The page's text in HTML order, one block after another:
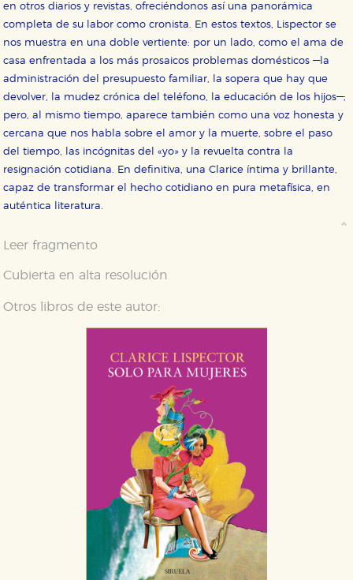
en otros diarios y revistas, ofreciéndonos así una panorámica
completa de su labor como cronista. En estos textos, Lispector se
nos muestra en una doble vertiente: por un lado, como el ama de
casa enfrentada a los más prosaicos problemas domésticos —la
administración del presupuesto familiar, la sopera que hay que
devolver, la mudez crónica del teléfono, la educación de los hijos—;
pero, al mismo tiempo, aparece también como una voz honesta y
cercana que nos habla sobre el amor y la muerte, sobre el paso
del tiempo, las incógnitas del «yo» y la revuelta contra la
resignación cotidiana. En definitiva, una Clarice íntima y brillante,
capaz de transformar el hecho cotidiano en pura metafísica, en
auténtica literatura.
Leer fragmento
Cubierta en alta resolución
Otros libros de este autor: